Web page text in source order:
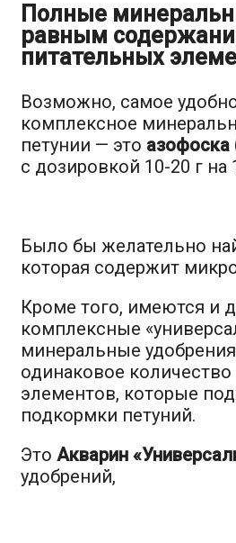
Полные
равным
питательных
Возможно, самое
комплексное
петунии — это
с дозировкой 10-20 г на
Было бы желательно
которая содержит
Кроме того, имеются и
комплексные
минеральные
одинаковое
элементов, которые
подкормки петуний.
Это Акварин
удобрений,